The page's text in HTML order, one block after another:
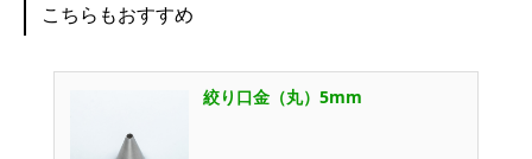
こちらもおすすめ
絞り口金（丸）5mm